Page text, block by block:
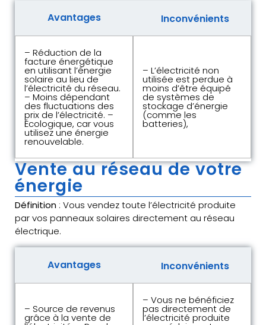
Avantages Inconvénients
– Réduction de la
facture énergétique
en utilisant l’énergie
solaire au lieu de
l’électricité du réseau.
– Moins dépendant
des fluctuations des
prix de l’électricité. –
Écologique, car vous
utilisez une énergie
renouvelable.
– L’électricité non
utilisée est perdue à
moins d’être équipé
de systèmes de
stockage d’énergie
(comme les
batteries),
Vente au réseau de votre
énergie
Définition : Vous vendez toute l’électricité produite
par vos panneaux solaires directement au réseau
électrique.
Avantages Inconvénients
– Source de revenus
grâce à la vente de
– Vous ne bénéficiez
pas directement de
l’électricité produite